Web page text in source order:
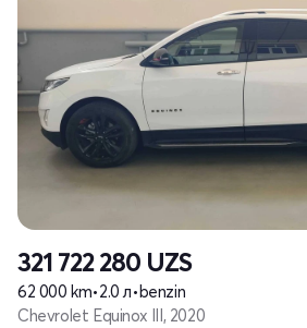
321 722 280 UZS
62 000 km•2.0 л•benzin
Chevrolet Equinox III, 2020